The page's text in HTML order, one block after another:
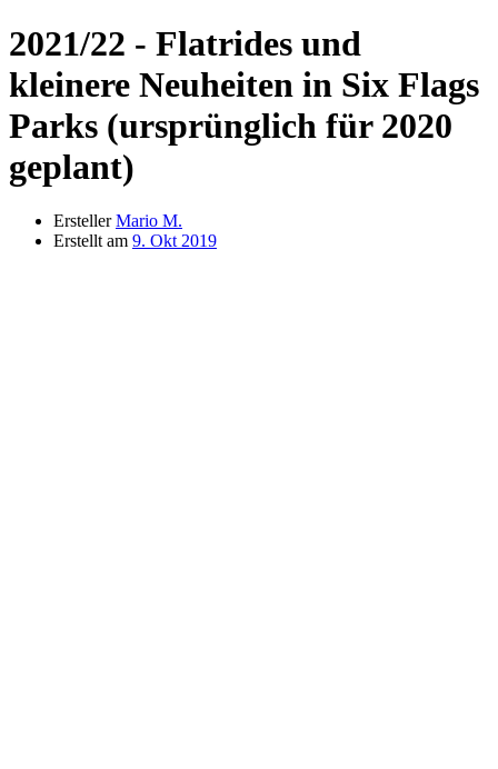
2021/22 - Flatrides und
kleinere Neuheiten in Six Flags
Parks (ursprünglich für 2020
geplant)
Ersteller Mario M.
Erstellt am 9. Okt 2019